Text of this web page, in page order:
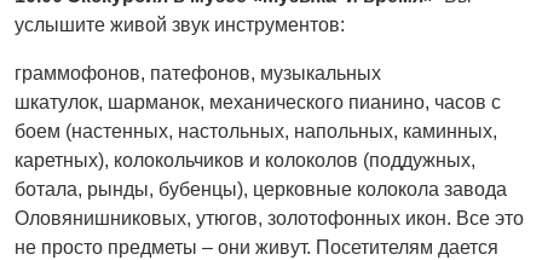
услышите живой звук инструментов:
граммофонов, патефонов, музыкальных
шкатулок, шарманок, механического пианино, часов с
боем (настенных, настольных, напольных, каминных,
каретных), колокольчиков и колоколов (поддужных,
ботала, рынды, бубенцы), церковные колокола завода
Оловянишниковых, утюгов, золотофонных икон. Все это
не просто предметы – они живут. Посетителям дается